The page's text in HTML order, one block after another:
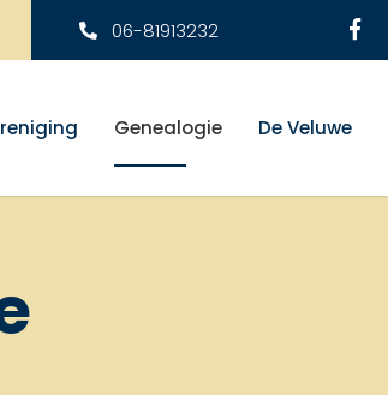
06-81913232
Genealogie De Veluwe